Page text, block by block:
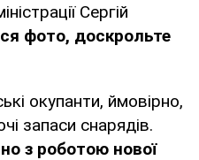
Сергій
фото, доскрольте
окупанти, ймовірно,
запаси снарядів.
з роботою нової